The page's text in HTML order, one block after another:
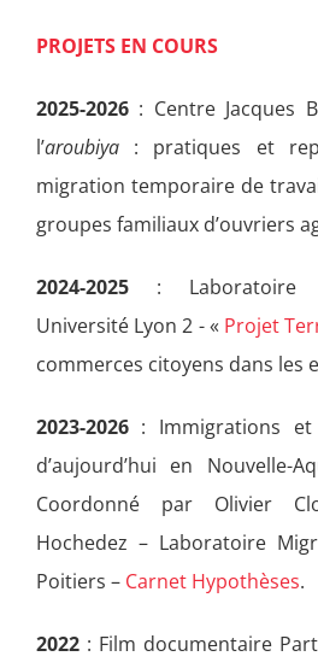
PROJETS EN COURS
2025-2026: Centre Jacques
l’aroubiya: pratiques et
migration temporaire de
groupes familiaux d’ouvriers
2024-2025: Laboratoire
Université Lyon 2 - « Projet
commerces citoyens dans les
2023-2026: Immigrations et
d’aujourd’hui en Nouvelle-
Coordonné par Olivier
Hochedez – Laboratoire
Poitiers – Carnet Hypothèses.
2022: Film documentaire